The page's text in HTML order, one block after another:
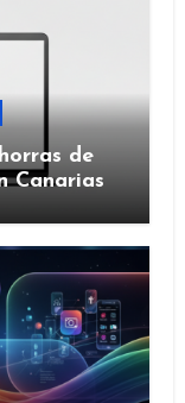
de
Canarias